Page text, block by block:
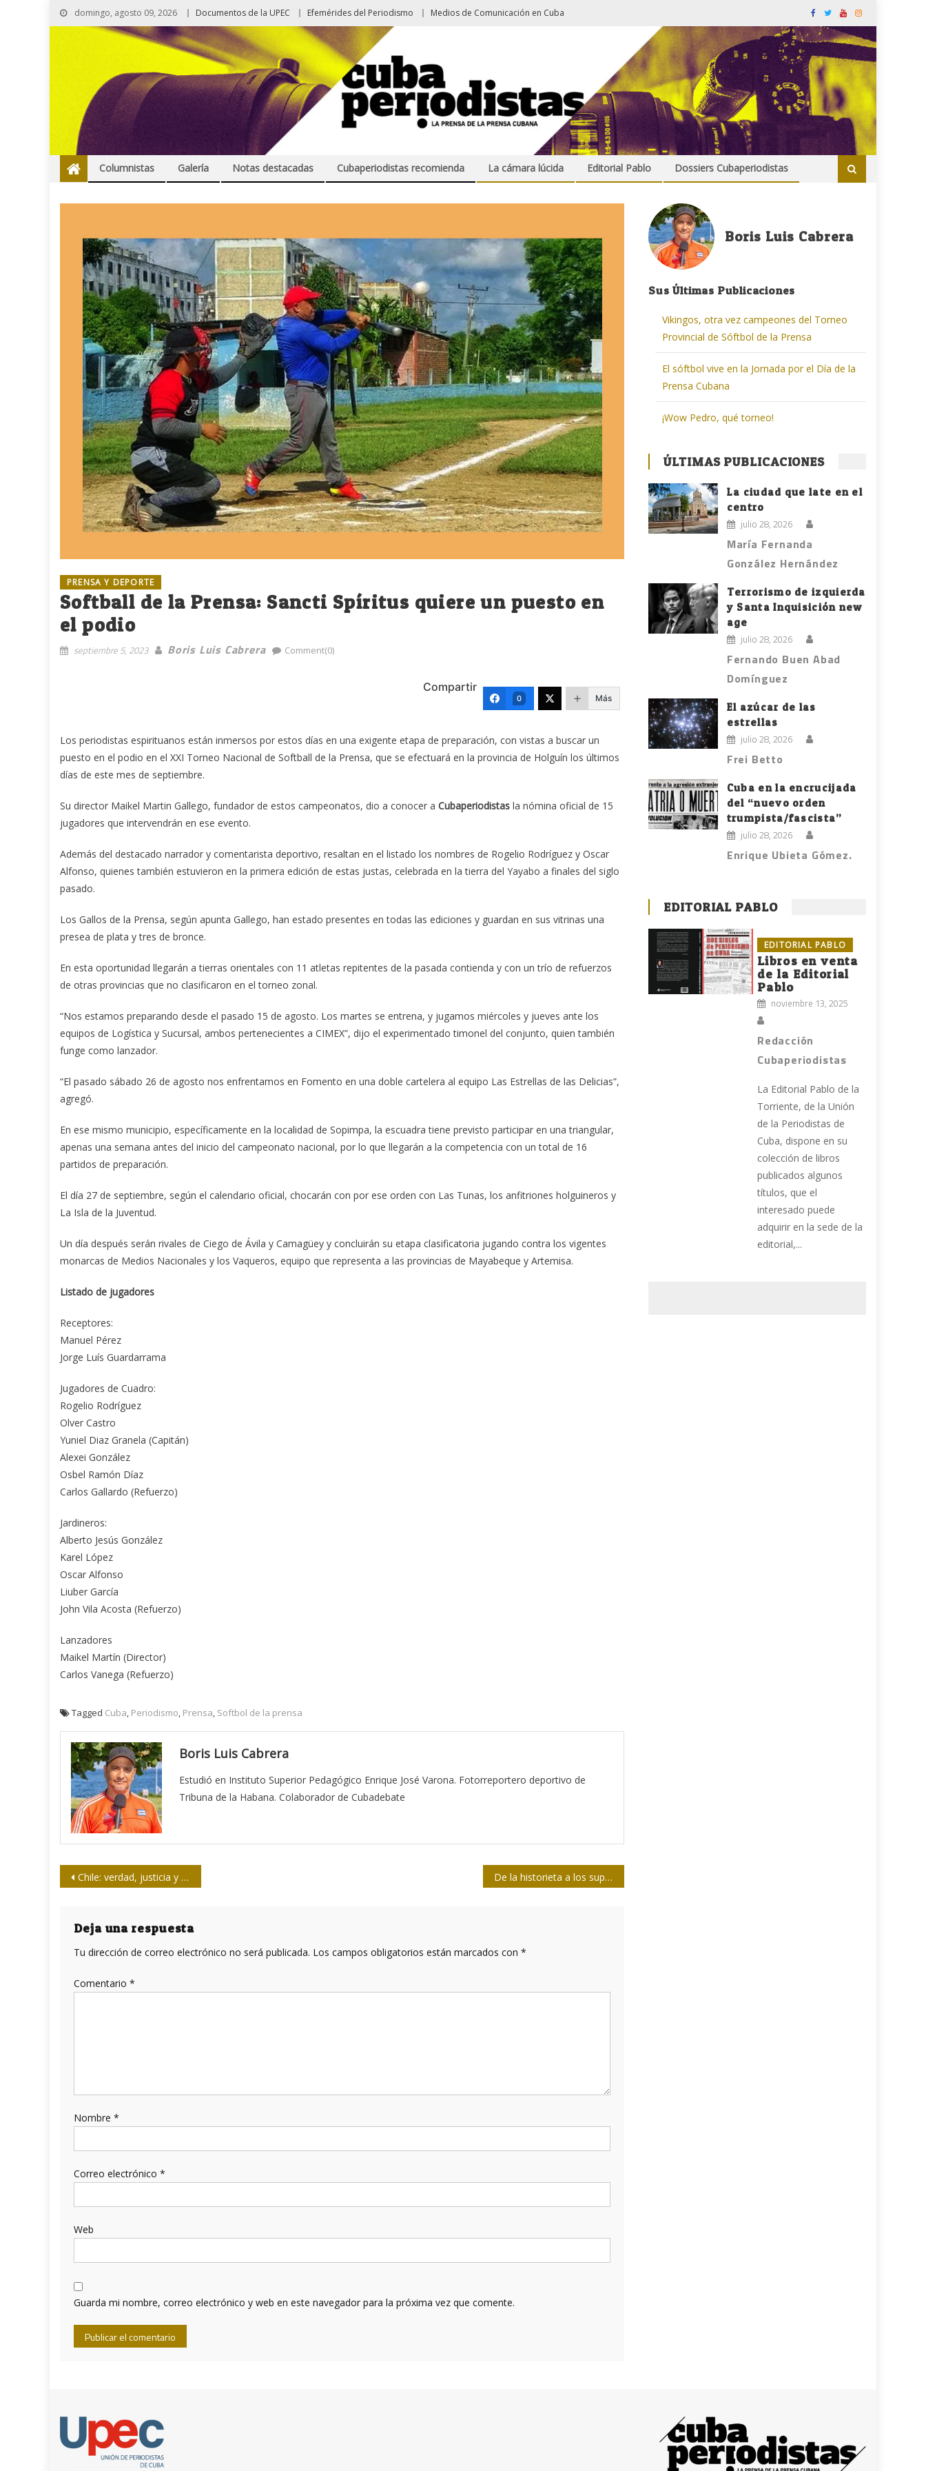
domingo, agosto 09, 2026 Documentos de la UPEC Efemérides del Periodismo Medios de Comunicación en Cuba
Columnistas Galería Notas destacadas Cubaperiodistas recomienda La cámara lúcida Editorial Pablo Dossiers Cubaperiodistas
PRENSA Y DEPORTE
Softball de la Prensa: Sancti Spíritus quiere un puesto en
el podio
septiembre 5, 2023 Boris Luis Cabrera Comment(0)
Compartir
0 Más
Los periodistas espirituanos están inmersos por estos días en una exigente etapa de preparación, con vistas a buscar un
puesto en el podio en el XXI Torneo Nacional de Softball de la Prensa, que se efectuará en la provincia de Holguín los últimos
días de este mes de septiembre.
Su director Maikel Martin Gallego, fundador de estos campeonatos, dio a conocer a Cubaperiodistas la nómina oficial de 15
jugadores que intervendrán en ese evento.
Además del destacado narrador y comentarista deportivo, resaltan en el listado los nombres de Rogelio Rodríguez y Oscar
Alfonso, quienes también estuvieron en la primera edición de estas justas, celebrada en la tierra del Yayabo a finales del siglo
pasado.
Los Gallos de la Prensa, según apunta Gallego, han estado presentes en todas las ediciones y guardan en sus vitrinas una
presea de plata y tres de bronce.
En esta oportunidad llegarán a tierras orientales con 11 atletas repitentes de la pasada contienda y con un trío de refuerzos
de otras provincias que no clasificaron en el torneo zonal.
“Nos estamos preparando desde el pasado 15 de agosto. Los martes se entrena, y jugamos miércoles y jueves ante los
equipos de Logística y Sucursal, ambos pertenecientes a CIMEX”, dijo el experimentado timonel del conjunto, quien también
funge como lanzador.
“El pasado sábado 26 de agosto nos enfrentamos en Fomento en una doble cartelera al equipo Las Estrellas de las Delicias”,
agregó.
En ese mismo municipio, específicamente en la localidad de Sopimpa, la escuadra tiene previsto participar en una triangular,
apenas una semana antes del inicio del campeonato nacional, por lo que llegarán a la competencia con un total de 16
partidos de preparación.
El día 27 de septiembre, según el calendario oficial, chocarán con por ese orden con Las Tunas, los anfitriones holguineros y
La Isla de la Juventud.
Un día después serán rivales de Ciego de Ávila y Camagüey y concluirán su etapa clasificatoria jugando contra los vigentes
monarcas de Medios Nacionales y los Vaqueros, equipo que representa a las provincias de Mayabeque y Artemisa.
Listado de jugadores
Receptores:
Manuel Pérez
Jorge Luís Guardarrama
Jugadores de Cuadro:
Rogelio Rodríguez
Olver Castro
Yuniel Diaz Granela (Capitán)
Alexei González
Osbel Ramón Díaz
Carlos Gallardo (Refuerzo)
Jardineros:
Alberto Jesús González
Karel López
Oscar Alfonso
Liuber García
John Vila Acosta (Refuerzo)
Lanzadores
Maikel Martín (Director)
Carlos Vanega (Refuerzo)
Tagged Cuba, Periodismo, Prensa, Softbol de la prensa
Boris Luis Cabrera
Estudió en Instituto Superior Pedagógico Enrique José Varona. Fotorreportero deportivo de
Tribuna de la Habana. Colaborador de Cubadebate
Navegación
entradas
Chile: verdad, justicia y memoria De la historieta a los superhéroes, con gran parada en el cine
Deja una respuesta
Tu dirección de correo electrónico no será publicada. Los campos obligatorios están marcados con *
Comentario *
Nombre *
Correo electrónico *
Web
Guarda mi nombre, correo electrónico y web en este navegador para la próxima vez que comente.
Boris Luis Cabrera
Sus Últimas Publicaciones
Vikingos, otra vez campeones del Torneo
Provincial de Sóftbol de la Prensa
El sóftbol vive en la Jornada por el Día de la
Prensa Cubana
¡Wow Pedro, qué torneo!
ÚLTIMAS PUBLICACIONES
La ciudad que late en el
centro
julio 28, 2026
María Fernanda
González Hernández
Terrorismo de izquierda
y Santa Inquisición new
age
julio 28, 2026
Fernando Buen Abad
Domínguez
El azúcar de las
estrellas
julio 28, 2026
Frei Betto
Cuba en la encrucijada
del “nuevo orden
trumpista/fascista”
julio 28, 2026
Enrique Ubieta Gómez.
EDITORIAL PABLO
EDITORIAL PABLO
Libros en venta
de la Editorial
Pablo
noviembre 13, 2025
Redacción
Cubaperiodistas
La Editorial Pablo de la
Torriente, de la Unión
de la Periodistas de
Cuba, dispone en su
colección de libros
publicados algunos
títulos, que el
interesado puede
adquirir en la sede de la
editorial,...